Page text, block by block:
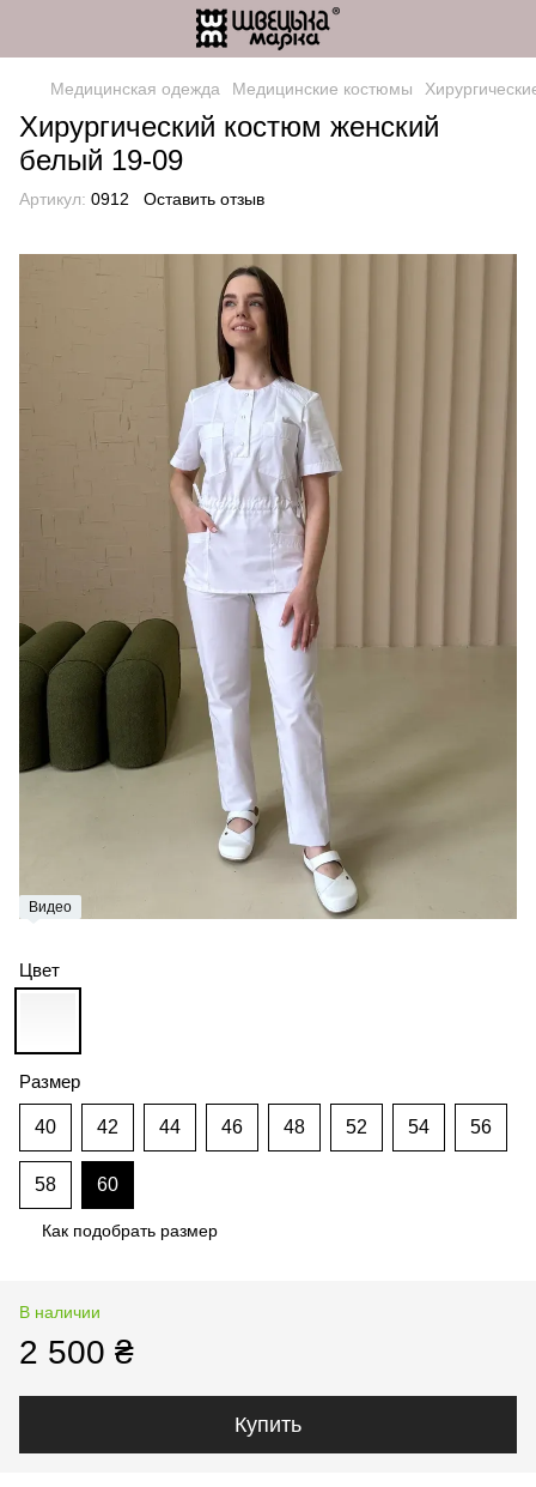
Медицинская одежда Медицинские костюмы
Хирургический костюм женский
белый 19-09
Артикул: 0912 Оставить отзыв
Видео
Цвет
Размер
40 42 44 46 48 52 54 56
58 60
Как подобрать размер
В наличии
2 500 ₴
Купить